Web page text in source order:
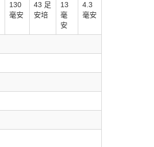
130
毫安
43 足
安培
13
毫
安
4.3
毫安